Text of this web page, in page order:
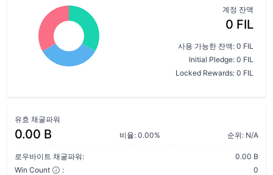
계정 잔액
0 FIL
사용 가능한 잔액: 0 FIL
Initial Pledge: 0 FIL
Locked Rewards: 0 FIL
유효 채굴파워
0.00 B 비율: 0.00% 순위: N/A
로우바이트 채굴파워:
0.00 B
Win Count
:
0